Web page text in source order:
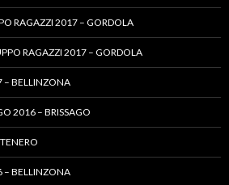
RAGAZZI 2017 – GORDOLA
RAGAZZI 2017 – GORDOLA
– BELLINZONA
2016 – BRISSAGO
– BELLINZONA